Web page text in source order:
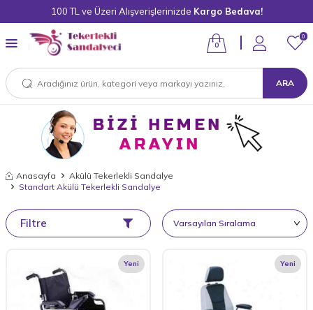
100 TL ve Üzeri Alışverişlerinizde Kargo Bedava!
ARA
0
0
Anasayfa
Akülü Tekerlekli Sandalye
Standart Akülü Tekerlekli Sandalye
Filtre
Yeni Yeni